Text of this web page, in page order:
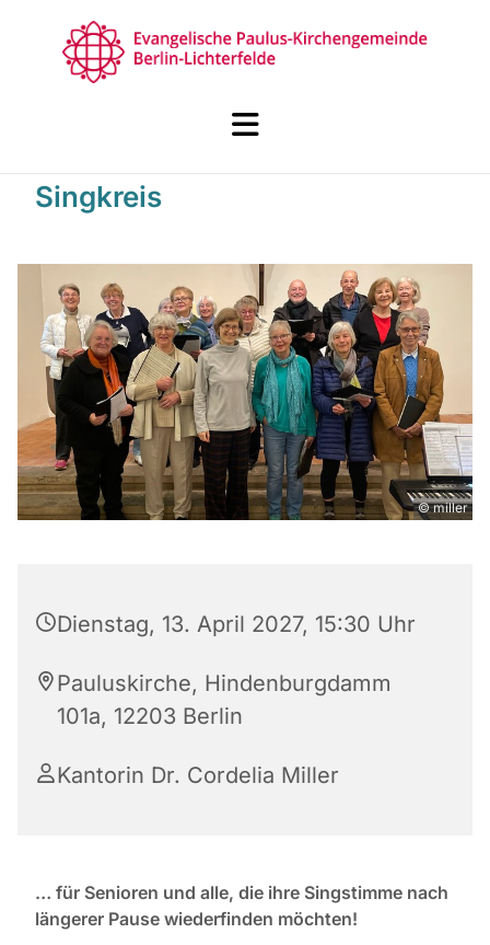
Singkreis
© miller
Dienstag, 13. April 2027, 15:30 Uhr
Pauluskirche, Hindenburgdamm
101a, 12203 Berlin
Kantorin Dr. Cordelia Miller
… für Senioren und alle, die ihre Singstimme nach
längerer Pause wiederfinden möchten!